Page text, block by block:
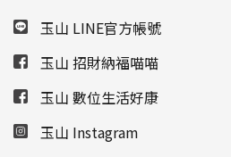
玉山 LINE官方帳號
玉山 招財納福喵喵
玉山 數位生活好康
玉山 Instagram